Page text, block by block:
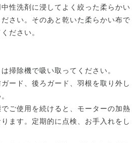
性洗剤に浸してよく絞った柔らかい
さい。そのあと乾いた柔らかい布で
ださい。
掃除機で吸い取ってください。
ード、後ろガード、羽根を取り外し
ご使用を続けると、モーターの加熱
ます。定期的に点検、お手入れをし